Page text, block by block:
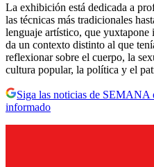
La exhibición está dedicada a
las técnicas más tradicionales
lenguaje artístico, que yuxtapone
da un contexto distinto al que
reflexionar sobre el cuerpo, la
cultura popular, la política y el
Siga las noticias de SEMANA
informado